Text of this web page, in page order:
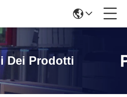
Dei Prodotti